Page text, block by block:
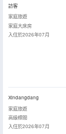
訪客
家庭旅遊
家庭大床房
入住於2026年07月
Xindangdang
家庭旅遊
高級標間
入住於2026年07月